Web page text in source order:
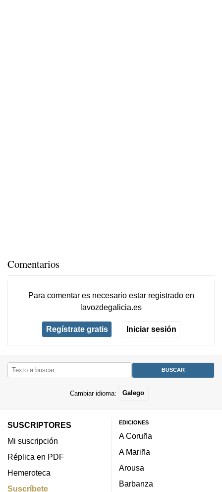
Comentarios
Para comentar es necesario estar registradoen
lavozdegalicia.es
Regístrate gratis Iniciar sesión
Cambiar idioma: Galego
SUSCRIPTORES
Mi suscripción
Réplica en PDF
Hemeroteca
Suscríbete
EDICIONES
A Coruña
A Mariña
Arousa
Barbanza